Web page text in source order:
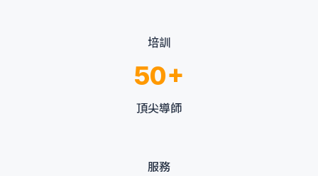
培訓
50+
頂尖導師
服務